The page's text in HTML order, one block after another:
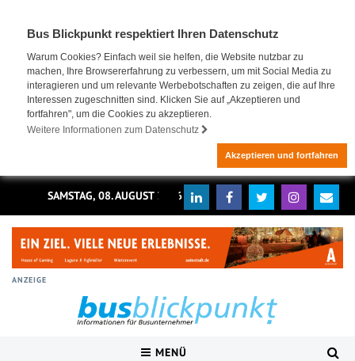
Bus Blickpunkt respektiert Ihren Datenschutz
Warum Cookies? Einfach weil sie helfen, die Website nutzbar zu
machen, Ihre Browsererfahrung zu verbessern, um mit Social Media zu
interagieren und um relevante Werbebotschaften zu zeigen, die auf Ihre
Interessen zugeschnitten sind. Klicken Sie auf „Akzeptieren und
fortfahren", um die Cookies zu akzeptieren.
Weitere Informationen zum Datenschutz
Akzeptieren und fortfahren
SAMSTAG, 08. AUGUST 2026
ANZEIGE
MENÜ